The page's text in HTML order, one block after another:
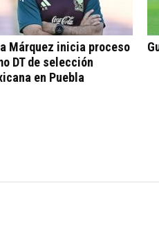
Márquez inicia proceso
DT de selección
en Puebla